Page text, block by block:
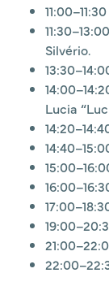
Silvério.
Lucia